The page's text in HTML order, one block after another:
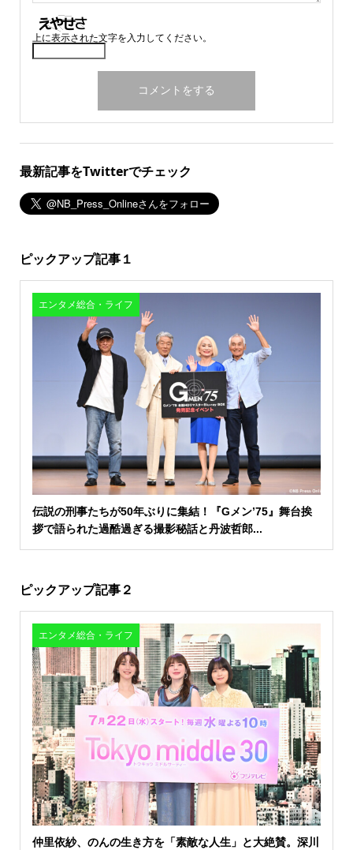
上に表示された文字を入力してください。
最新記事をTwitterでチェック
ピックアップ記事１
エンタメ総合・ライフ
伝説の刑事たちが50年ぶりに集結！『Gメン’75』舞台挨
拶で語られた過酷過ぎる撮影秘話と丹波哲郎...
ピックアップ記事２
エンタメ総合・ライフ
仲里依紗、のんの生き方を「素敵な人生」と大絶賛。深川